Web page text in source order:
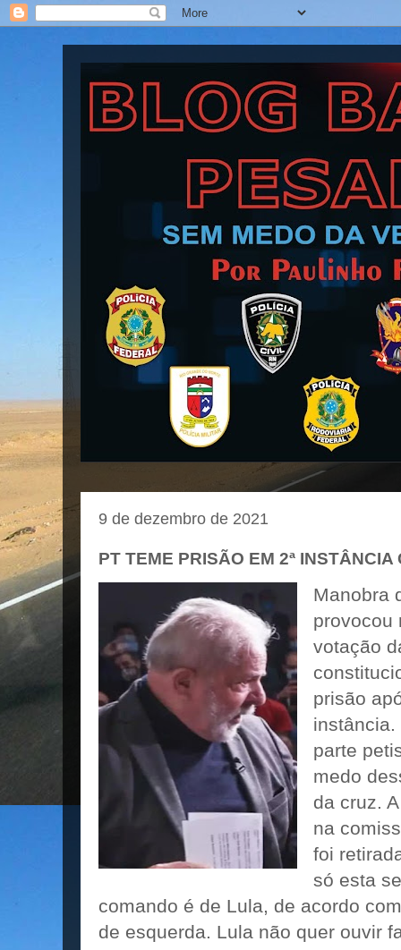
Blog Barra Pesada
9 de dezembro de 2021
PT TEME PRISÃO EM 2ª
Manobra
provocou
votação
prisão
parte
medo
da cruz.
na
foi
só esta
comando é de Lula, de acordo
de esquerda. Lula não quer ouvir